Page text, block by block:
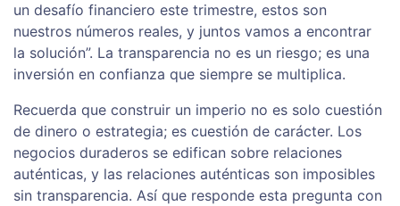
un desafío financiero este trimestre, estos son
nuestros números reales, y juntos vamos a encontrar
la solución”. La transparencia no es un riesgo; es una
inversión en confianza que siempre se multiplica.
Recuerda que construir un imperio no es solo cuestión
de dinero o estrategia; es cuestión de carácter. Los
negocios duraderos se edifican sobre relaciones
auténticas, y las relaciones auténticas son imposibles
sin transparencia. Así que responde esta pregunta con